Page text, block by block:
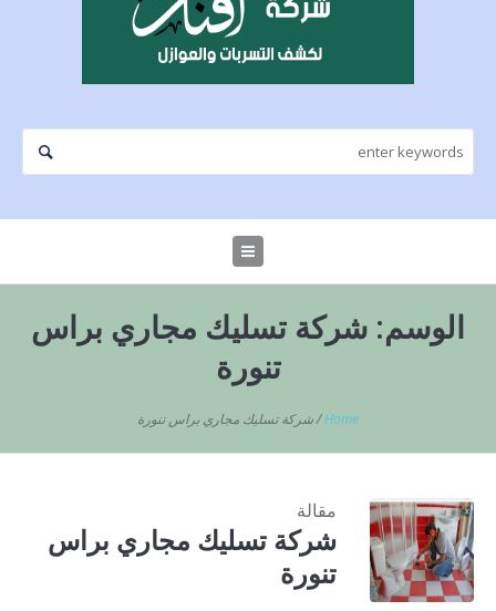
الوسم: شركة تسليك مجاري براس
تنورة
Home
/شركة تسليك مجاري براس تنورة
مقالة
شركة تسليك مجاري براس
تنورة